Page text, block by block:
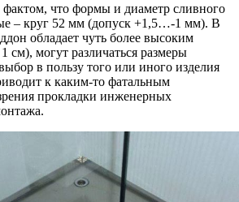
фактом, что формы и диаметр сливного
– круг 52 мм (допуск +1,5…-1 мм). В
обладает чуть более высоким
см), могут различаться размеры
в пользу того или иного изделия
к каким-то фатальным
прокладки инженерных